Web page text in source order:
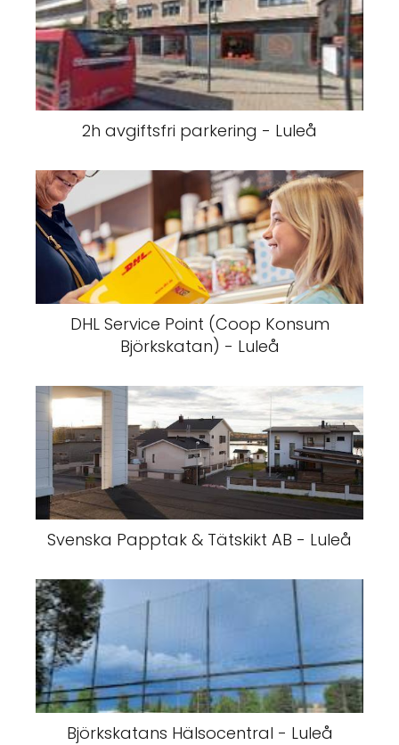
2h avgiftsfri parkering - Luleå
DHL Service Point (Coop Konsum
Björkskatan) - Luleå
Svenska Papptak & Tätskikt AB - Luleå
Björkskatans Hälsocentral - Luleå